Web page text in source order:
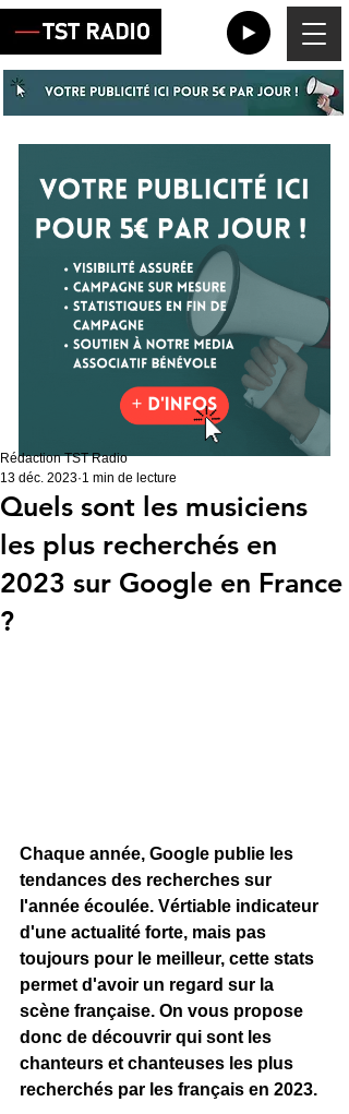
Quels sont les musiciens
les plus recherchés en
2023 sur Google en France
?
Rédaction TST Radio
13 déc. 2023 1 min de lecture
Chaque année, Google publie les
tendances des recherches sur
l'année écoulée. Vértiable indicateur
d'une actualité forte, mais pas
toujours pour le meilleur, cette stats
permet d'avoir un regard sur la
scène française. On vous propose
donc de découvrir qui sont les
chanteurs et chanteuses les plus
recherchés par les français en 2023.